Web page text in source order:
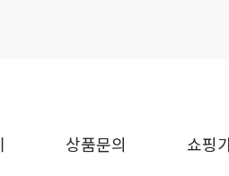
상품문의 쇼핑